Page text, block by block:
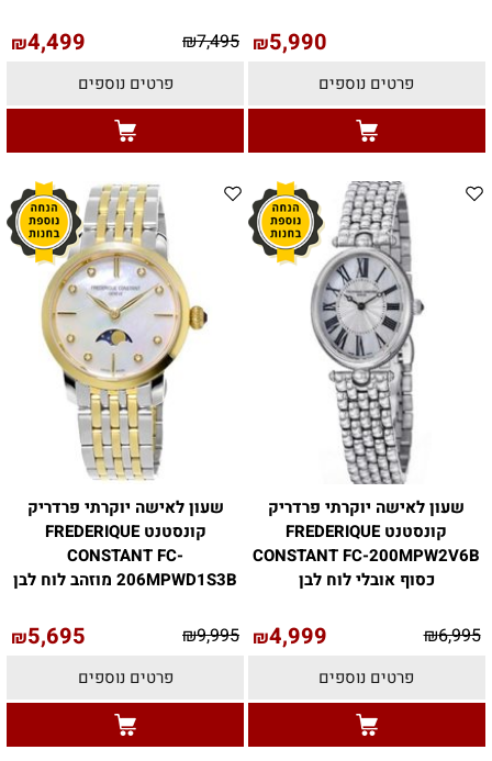
₪5,990
פרטים נוספים
₪7,495
₪4,499
פרטים נוספים
שעון לאישה יוקרתי פרדריק
קונסטנט FREDERIQUE
CONSTANT FC-200MPW2V6B
כסוף אובלי לוח לבן
₪6,995
₪4,999
פרטים נוספים
שעון לאישה יוקרתי פרדריק
קונסטנט FREDERIQUE
CONSTANT FC-
206MPWD1S3B מוזהב לוח לבן
₪9,995
₪5,695
פרטים נוספים